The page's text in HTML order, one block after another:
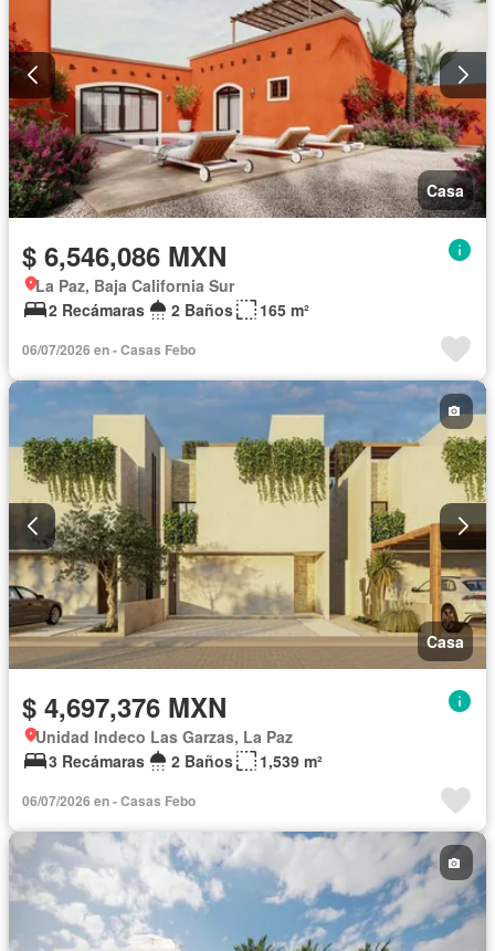
Casa
$ 6,546,086 MXN
La Paz, Baja California Sur
2 Recámaras
2 Baños 165 m²
06/07/2026 en - Casas Febo
Casa
$ 4,697,376 MXN
Unidad Indeco Las Garzas, La Paz
3 Recámaras
2 Baños 1,539 m²
06/07/2026 en - Casas Febo